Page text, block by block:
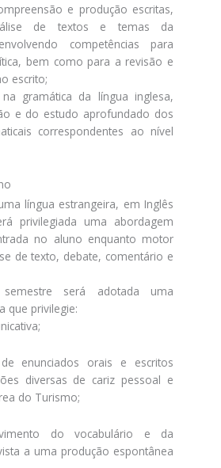
e produção escritas,
de textos e temas da
competências para
bem como para a revisão e
escrito;
na gramática da língua inglesa,
e do estudo aprofundado dos
correspondentes ao nível
língua estrangeira, em Inglês
privilegiada uma abordagem
no aluno enquanto motor
de texto, debate, comentário e
será adotada uma
que privilegie:
enunciados orais e escritos
diversas de cariz pessoal e
do Turismo;
do vocabulário e da
a uma produção espontânea